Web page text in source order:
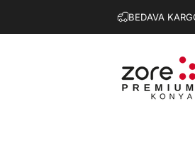
BEDAVA
ZORE PREMİUM